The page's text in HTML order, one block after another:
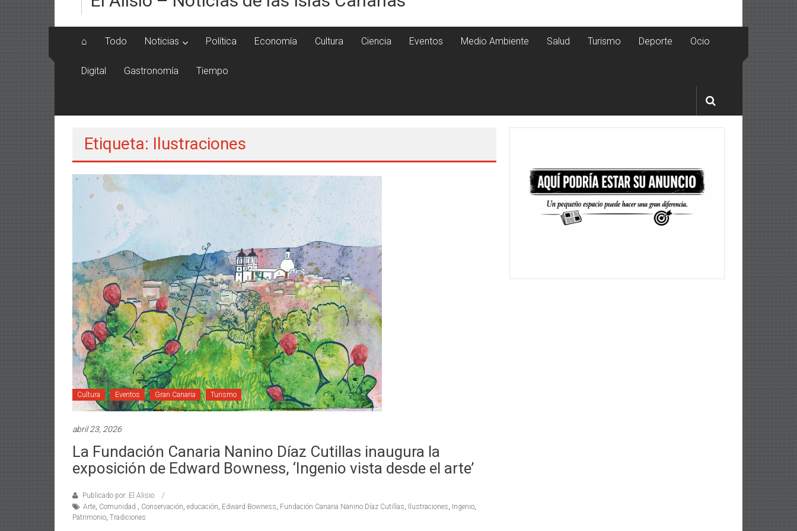
⌂ Todo Noticias Política Economía Cultura Ciencia Eventos Medio Ambiente Salud Turismo Deporte Ocio
Digital Gastronomía Tiempo
Etiqueta: Ilustraciones
Cultura Eventos Gran Canaria Turismo
abril 23, 2026
La Fundación Canaria Nanino Díaz Cutillas inaugura la
exposición de Edward Bowness, ‘Ingenio vista desde el arte’
Publicado por: El Alisio
Arte Comunidad. Conservación educación Edward Bowness Fundación Canaria Nanino Díaz Cutillas Ilustraciones Ingenio
Patrimonio Tradiciones